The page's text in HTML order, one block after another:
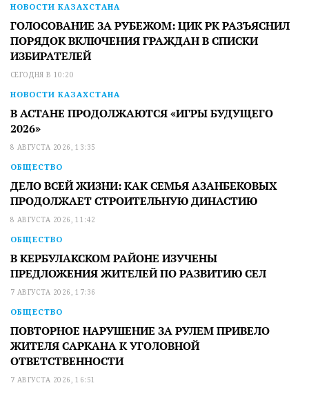
НОВОСТИ КАЗАХСТАНА
ГОЛОСОВАНИЕ ЗА РУБЕЖОМ: ЦИК РК РАЗЪЯСНИЛ
ПОРЯДОК ВКЛЮЧЕНИЯ ГРАЖДАН В СПИСКИ
ИЗБИРАТЕЛЕЙ
СЕГОДНЯ В 10:20
НОВОСТИ КАЗАХСТАНА
В АСТАНЕ ПРОДОЛЖАЮТСЯ «ИГРЫ БУДУЩЕГО
2026»
8 АВГУСТА 2026, 13:35
ОБЩЕСТВО
ДЕЛО ВСЕЙ ЖИЗНИ: КАК СЕМЬЯ АЗАНБЕКОВЫХ
ПРОДОЛЖАЕТ СТРОИТЕЛЬНУЮ ДИНАСТИЮ
8 АВГУСТА 2026, 11:42
ОБЩЕСТВО
В КЕРБУЛАКСКОМ РАЙОНЕ ИЗУЧЕНЫ
ПРЕДЛОЖЕНИЯ ЖИТЕЛЕЙ ПО РАЗВИТИЮ СЕЛ
7 АВГУСТА 2026, 17:36
ОБЩЕСТВО
ПОВТОРНОЕ НАРУШЕНИЕ ЗА РУЛЕМ ПРИВЕЛО
ЖИТЕЛЯ САРКАНА К УГОЛОВНОЙ
ОТВЕТСТВЕННОСТИ
7 АВГУСТА 2026, 16:51